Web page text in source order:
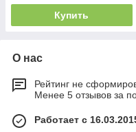
Купить
О нас
Рейтинг не
Менее 5 отзывов за
Работает с